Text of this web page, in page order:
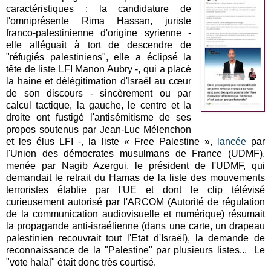
caractéristiques : la candidature de
l'omniprésente Rima Hassan, juriste
franco-palestinienne d'origine syrienne -
elle alléguait à tort de descendre de
"réfugiés palestiniens", elle a éclipsé la
tête de liste LFI Manon Aubry -, qui a placé
la haine et délégitimation d'Israël au cœur
de son discours - sincèrement ou par
calcul tactique, la gauche, le centre et la
droite ont fustigé l'antisémitisme de ses
propos soutenus par Jean-Luc Mélenchon
et les élus LFI -, la liste « Free Palestine »,
lancéepar
l'Union des démocrates musulmans de France (UDMF),
menée par Nagib Azergui, le président de l'UDMF, qui
demandait le retrait du Hamas de la liste des mouvements
terroristes établie par l'UE et dont le clip télévisé
curieusement autorisé par l'ARCOM (Autorité de régulation
de la communication audiovisuelle et numérique) résumait
la propagande anti-israélienne (dans une carte, un drapeau
palestinien recouvrait tout l'Etat d'Israël), la demande de
reconnaissance de la "Palestine" par plusieurs listes... Le
"vote halal" était donc très courtisé.